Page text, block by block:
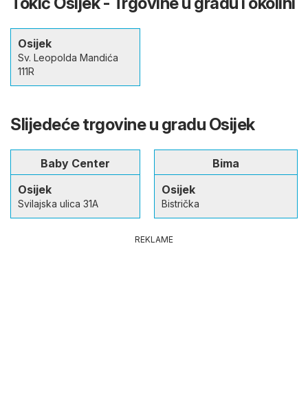
Osijek
Sv. Leopolda Mandića
111R
Slijedeće trgovine u gradu Osijek
Baby Center
Osijek
Svilajska ulica 31A
Bima
Osijek
Bistrička
REKLAME